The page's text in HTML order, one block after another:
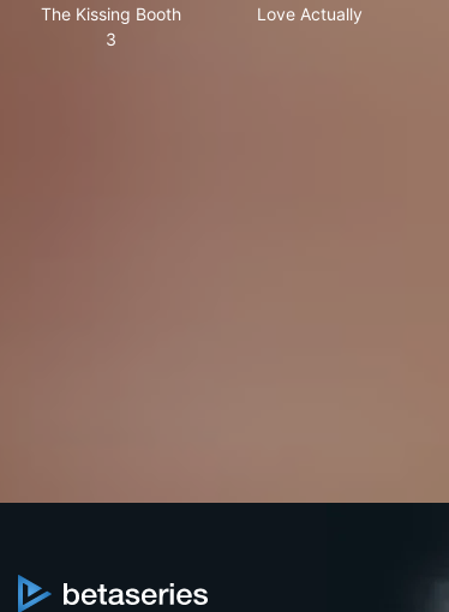
The Kissing Booth
3
Love Actually